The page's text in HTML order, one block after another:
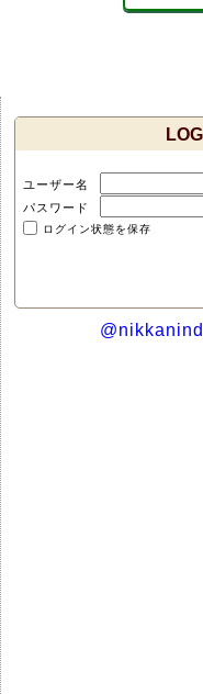
ユーザー名
パスワード
ログイン状態を保存